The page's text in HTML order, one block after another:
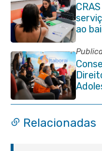
ao
15 e
Relacionadas